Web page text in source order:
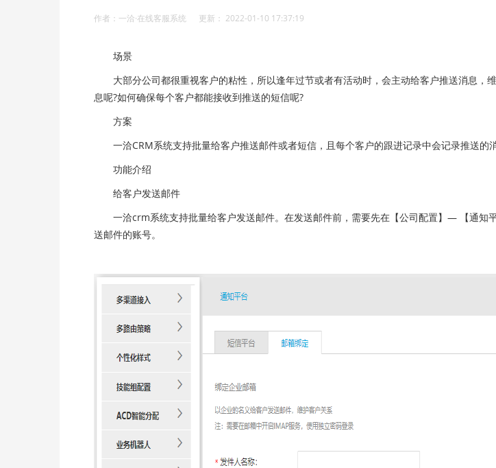
作者：一洽·在线客服系统 更新： 2022-01-10 17:37:19
场景
大部分公司都很重视客户的粘性，所以逢年过节或者有活动时，会主动给客户推送消息，
息呢?如何确保每个客户都能接收到推送的短信呢?
方案
一洽CRM系统支持批量给客户推送邮件或者短信，且每个客户的跟进记录中会记录推送的消
功能介绍
给客户发送邮件
一洽crm系统支持批量给客户发送邮件。在发送邮件前，需要先在【公司配置】— 【通知
送邮件的账号。